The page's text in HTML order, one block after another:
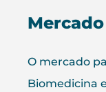
O mercado
Biomedicina